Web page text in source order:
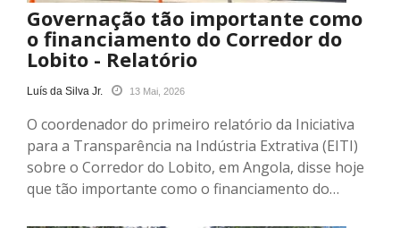
Governação tão importante como
o financiamento do Corredor do
Lobito - Relatório
Luís da Silva Jr. 13 Mai, 2026
O coordenador do primeiro relatório da Iniciativa
para a Transparência na Indústria Extrativa (EITI)
sobre o Corredor do Lobito, em Angola, disse hoje
que tão importante como o financiamento do…